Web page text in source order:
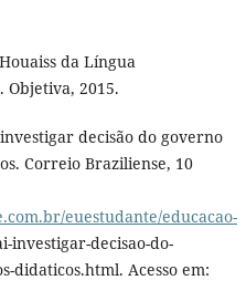
da Língua
Objetiva, 2015.
investigar decisão do governo
Correio Braziliense, 10
euestudante/educacao-
investigar-decisao-do-
didaticos.html. Acesso em: